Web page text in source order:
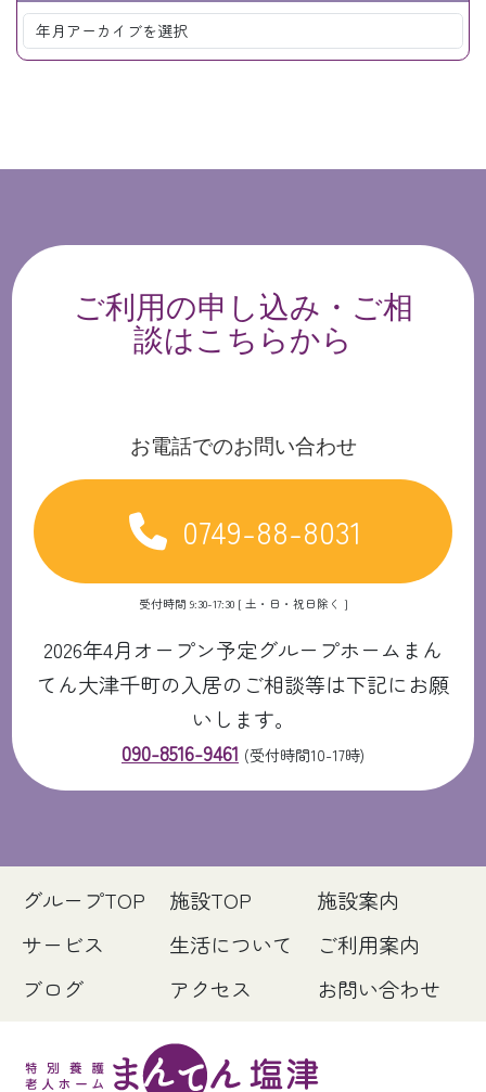
ご利用の申し込み・ご相
談はこちらから
お電話でのお問い合わせ
0749-88-8031
受付時間 9:30-17:30 [ 土・日・祝日除く ]
2026年4月オープン予定グループホームまん
てん大津千町の入居のご相談等は下記にお願
いします。
090-8516-9461 (受付時間10-17時)
グループTOP 施設TOP
施設案内
サービス
生活について
ご利用案内
ブログ
アクセス お問い合わせ